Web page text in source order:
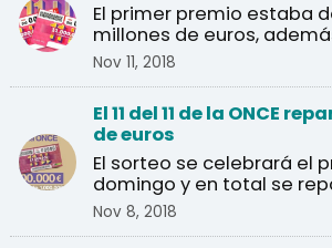
El primer premio estaba
millones de euros,
de un millón de euros.
Nov 11, 2018
El 11 del 11 de la ONCE
de euros
El sorteo se celebrará el
domingo y en total se
Nov 8, 2018